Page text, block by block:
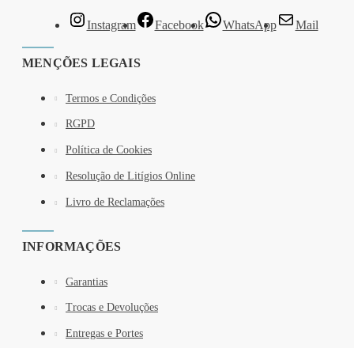
Instagram Facebook WhatsApp Mail
MENÇÕES LEGAIS
Termos e Condições
RGPD
Política de Cookies
Resolução de Litígios Online
Livro de Reclamações
INFORMAÇÕES
Garantias
Trocas e Devoluções
Entregas e Portes